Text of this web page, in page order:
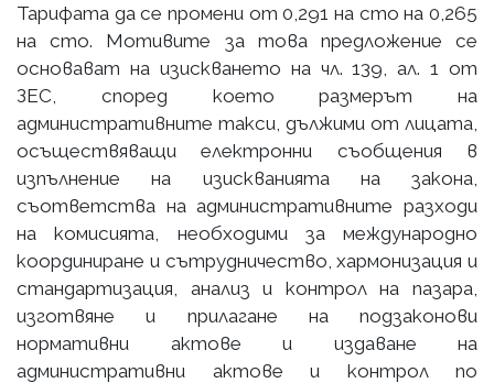
Тарифата да се промени от 0,291 на сто на 0,265
на сто. Мотивите за това предложение се
основават на изискването на чл. 139, ал. 1 от
ЗЕС, според което размерът на
административните такси, дължими от лицата,
осъществяващи електронни съобщения в
изпълнение на изискванията на закона,
съответства на административните разходи
на комисията, необходими за международно
координиране и сътрудничество, хармонизация и
стандартизация, анализ и контрол на пазара,
изготвяне и прилагане на подзаконови
нормативни актове и издаване на
административни актове и контрол по